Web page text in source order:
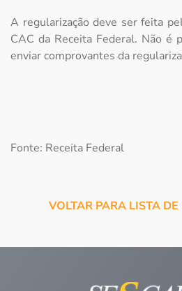
A regularização deve ser feita
CAC da Receita Federal. Não é
enviar comprovantes da
Fonte: Receita Federal
VOLTAR PARA LISTA